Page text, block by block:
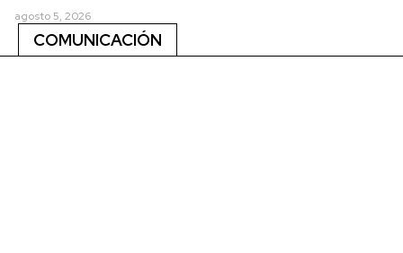
agosto 5, 2026
COMUNICACIÓN